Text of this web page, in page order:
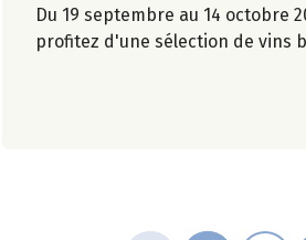
DÉCOUVREZ NOTRE CALENDRIER
Du 19 septembre au 14 octobre
profitez d'une sélection de vins